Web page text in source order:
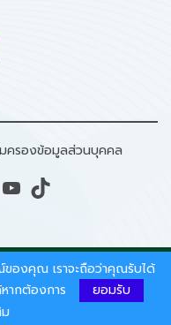
ครองข้อมูลส่วนบุคคล
YouTube TikTok
านนโยบายและแผน
งแวดล้อม.
ของคุณ เราจะถือว่าคุณรับได้
ากต้องการ
ยอมรับ